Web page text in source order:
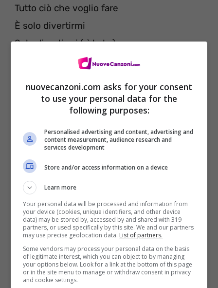
Tutto ciò che voglio fare
È solo divertirmi
Solo divertirmi (sì baby)
Una volta per il divertimento
Due volte per le cattive ragazze
Tre piani pieni di gente
Dimentica i tuoi problemi
Altri cinque doppi
Alle 6 di mattina ancora in piedi
Lo sai (sì baby)
Tutto ciò che voglio fare
È solo divertirmi
Solo divertirmi (sì baby)
Sì baby
nuovecanzoni.com asks for your consent
to use your personal data for the
following purposes:
Personalised advertising and content, advertising and
content measurement, audience research and
services development
Store and/or access information on a device
Learn more
Your personal data will be processed and information from
your device (cookies, unique identifiers, and other device
data) may be stored by, accessed by and shared with 319
partners, or used specifically by this site. We and our partners
may use precise geolocation data. List of partners.
Some vendors may process your personal data on the basis
of legitimate interest, which you can object to by managing
your options below. Look for a link at the bottom of this page
or in the site menu to manage or withdraw consent in privacy
and cookie settings.